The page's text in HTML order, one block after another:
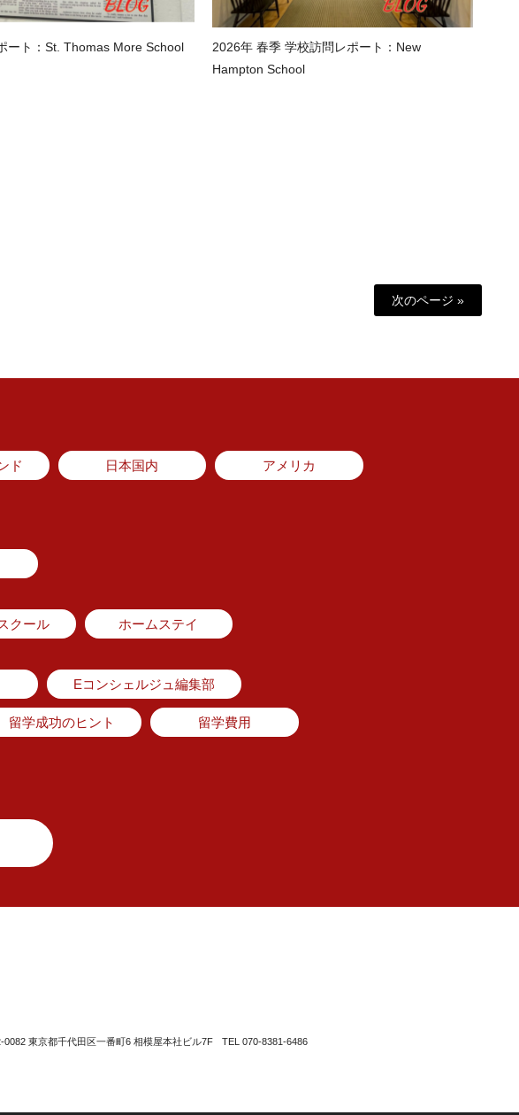
ート：St. Thomas More School
2026年 春季 学校訪問レポート：New
Hampton School
次のページ »
ド 日本国内 アメリカ
クール ホームステイ
Eコンシェルジュ編集部
留学成功のヒント 留学費用
0082 東京都千代田区一番町6 相模屋本社ビル7F TEL 070-8381-6486